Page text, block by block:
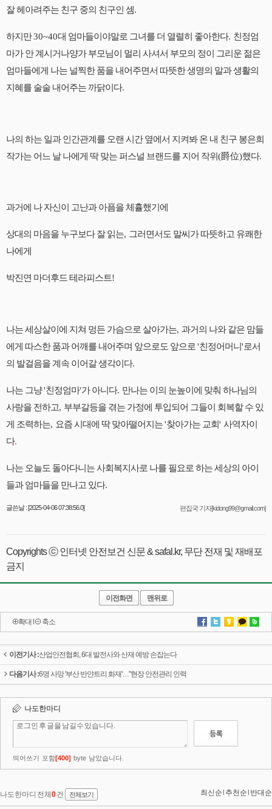
잘 헤아려주는 친구 중의 친구인 셈.
하지만30~40대 엄마들이야말로 그녀를 더 열렬히 좋아한다. 친정엄
마가 안 계시거나양가 부모님이 멀리 사셔서 부모의 정이 그리운 젊은
엄마들에게 나는 널찍한 품을 내어주면서 따뜻한 생명의 말과 생활의
지혜를 술술 내어주는 까닭이다.
나의 하는 일과 인간관계를 오랜 시간 옆에서 지켜봐 온 내 친구 봉은희
작가는 어느 날 나에게 딱 맞는 퍼스널 브랜드를 지어 작위(爵位)했다.
과거에 나 자신이 고난과 아픔을 체휼했기에
상대의 마음을 누구보다 잘 읽는, 그러면서도 말씨가 따뜻하고 유쾌한
나에게
박진연 마더후드 테라피스트!
나는 세상살이에 지쳐 멍든 가슴으로 살아가는, 과거의 나와 같은 맘들
에게 따스한 품과 어깨를 내어주며 앞으로도 앞으로 '친정어머니 '로서
의 발걸음을 계속 이어갈 생각이다.
나는 그냥'친정엄마'가 아니다. 만나는 이의 눈높이에 맞춰 하나님의
사랑을 전하고, 부부갈등을 겪는 가정에 투입되어 그들이 회복할 수 있
게 조력하는, 요즘 시대에 딱 맞아떨어지는'찾아가는 교회' 사역자이
다.
나는 오늘도 돌아다니는 사회복지사로 나를 필요로 하는 세상의 아이
들과 엄마들을 만나고 있다.
글쓴날 : [2025-04-06 07:38:56.0] 편집국 기자[kidong99@gmail.com]
Copyrights ⓒ 인터넷 안전보건 신문 & safal.kr, 무단 전재 및 재배포
금지
이전화면 맨위로
확대 축소
이전기사 :산업안전협회, 6대 발전사와 산재 예방 손잡는다
다음기사 :6명 사망 '부산 반얀트리 화재'…"현장 안전관리 인력